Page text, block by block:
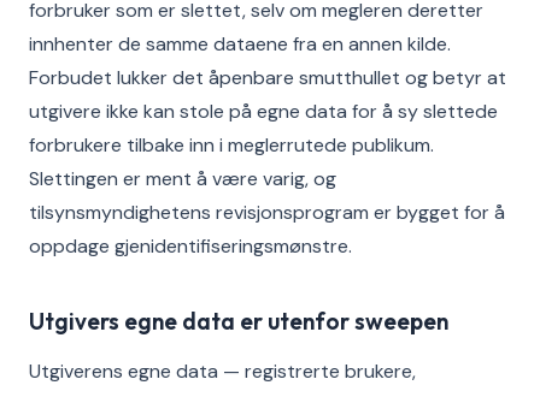
forbruker som er slettet, selv om megleren deretter
innhenter de samme dataene fra en annen kilde.
Forbudet lukker det åpenbare smutthullet og betyr at
utgivere ikke kan stole på egne data for å sy slettede
forbrukere tilbake inn i meglerrutede publikum.
Slettingen er ment å være varig, og
tilsynsmyndighetens revisjonsprogram er bygget for å
oppdage gjenidentifiseringsmønstre.
Utgivers egne data er utenfor sweepen
Utgiverens egne data — registrerte brukere,